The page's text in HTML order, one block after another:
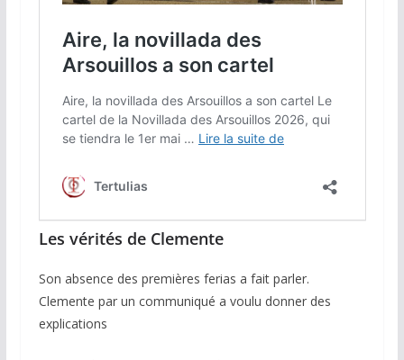
Les vérités de Clemente
Son absence des premières ferias a fait parler.
Clemente par un communiqué a voulu donner des
explications